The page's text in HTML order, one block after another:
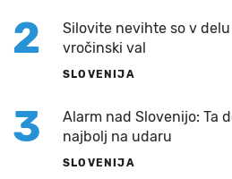
2
Silovite nevihte so v
vročinski val
SLOVENIJA
3
Alarm nad Slovenijo: Ta
najbolj na udaru
SLOVENIJA